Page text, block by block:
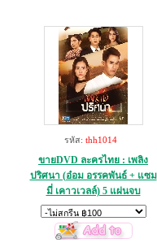
รหัส: thh1014
ขายDVD ละครไทย : เพลิง
ปริศนา (อ๋อม อรรคพันธ์ + แซม
มี่ เคาวเวลล์) 5 แผ่นจบ